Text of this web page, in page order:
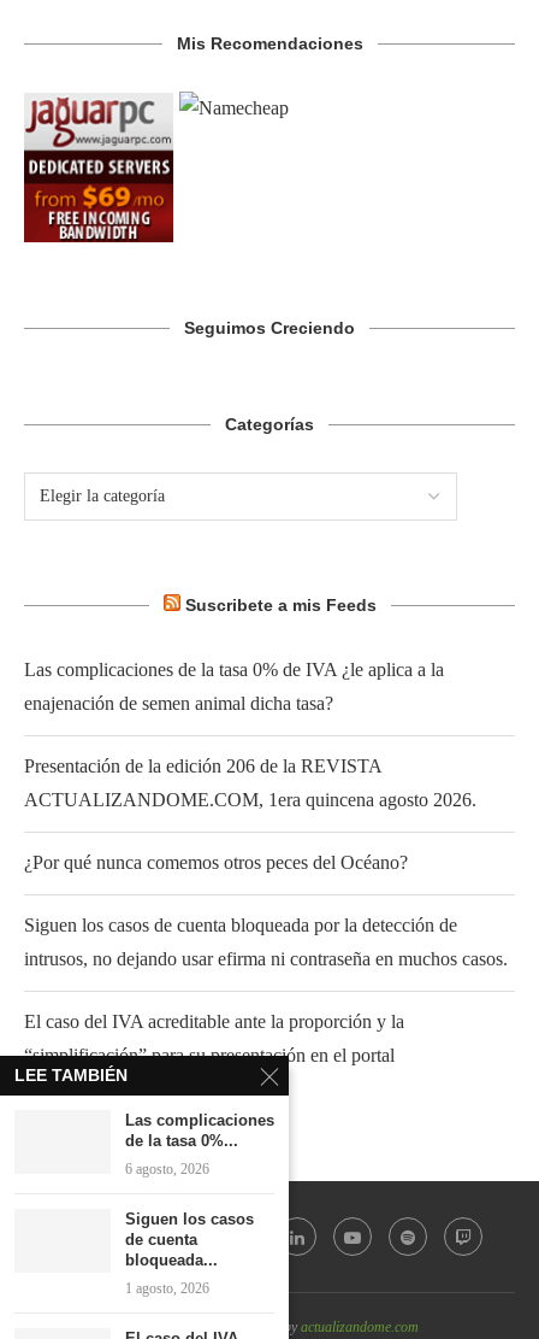
Mis Recomendaciones
Seguimos Creciendo
Categorías
Suscribete a mis Feeds
Las complicaciones de la tasa 0% de IVA ¿le aplica a la
enajenación de semen animal dicha tasa?
Presentación de la edición 206 de la REVISTA
ACTUALIZANDOME.COM, 1era quincena agosto 2026.
¿Por qué nunca comemos otros peces del Océano?
Siguen los casos de cuenta bloqueada por la detección de
intrusos, no dejando usar efirma ni contraseña en muchos casos.
El caso del IVA acreditable ante la proporción y la
“simplificación” para su presentación en el portal
@2022 - All Right Reserved byactualizandome.com
LEE TAMBIÉN
Las complicaciones
de la tasa 0%...
6 agosto, 2026
Siguen los casos
de cuenta
bloqueada...
1 agosto, 2026